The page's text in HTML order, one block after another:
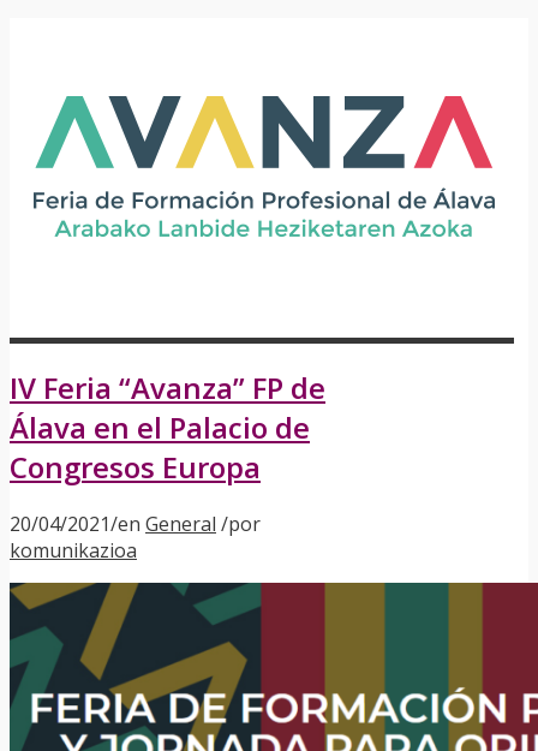
IV Feria “Avanza” FP de
Álava en el Palacio de
Congresos Europa
20/04/2021/en General /por
komunikazioa